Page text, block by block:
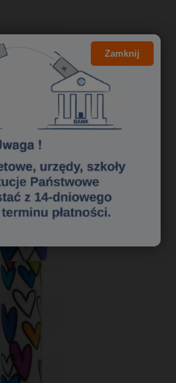
Zamknij